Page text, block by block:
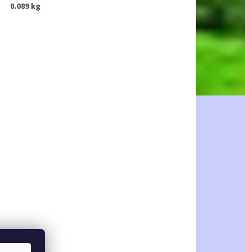
0.089 kg